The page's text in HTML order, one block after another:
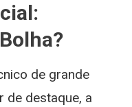
de grande
de destaque, a